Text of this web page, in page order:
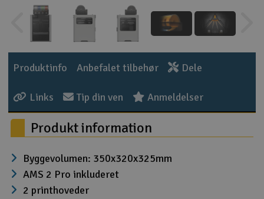
Outlet
Radio udstyr
Raketter
Scooter & elkøretøj
Slot racing
Smarthjem, leg og hobby
Solenergi
Produktinfo Anbefalet tilbehør Dele
Links Tip din ven Anmeldelser
Produkt information
Byggevolumen: 350x320x325mm
AMS 2 Pro inkluderet
2 printhoveder